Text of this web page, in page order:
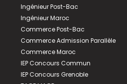
Ingénieur Post-Bac
Ingénieur Maroc
Commerce Post-Bac
Commerce Admission Parallèle
Commerce Maroc
IEP Concours Commun
IEP Concours Grenoble